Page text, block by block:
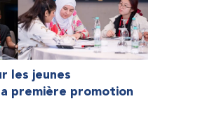
de l’hémophilie
les jeunes
première promotion